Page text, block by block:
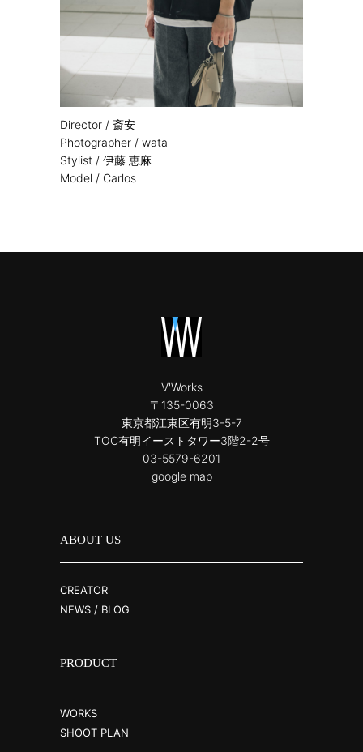
Director / 斎安
Photographer / wata
Stylist / 伊藤 恵麻
Model / Carlos
V'Works
〒135-0063
東京都江東区有明3-5-7
TOC有明イーストタワー3階2-2号
03-5579-6201
google map
ABOUT US
CREATOR
NEWS / BLOG
PRODUCT
WORKS
SHOOT PLAN